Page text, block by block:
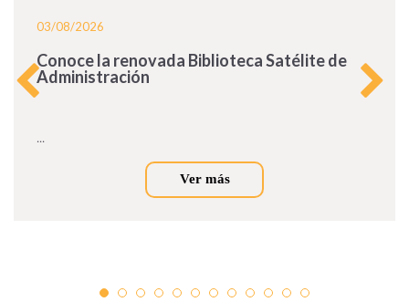
03/08/2026
Conoce la renovada Biblioteca Satélite de
Administración
...
Ver más